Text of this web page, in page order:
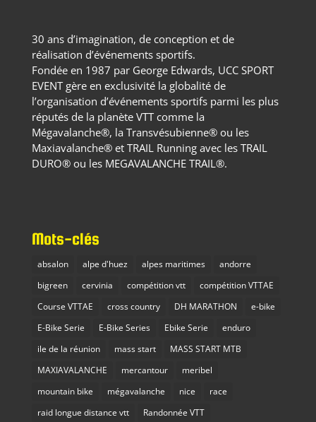
30 ans d’imagination, de conception et de
réalisation d’événements sportifs.
Fondée en 1987 par George Edwards, UCC SPORT
EVENT gère en exclusivité la globalité de
l’organisation d’événements sportifs parmi les plus
réputés de la planète VTT comme la
Mégavalanche®, la Transvésubienne® ou les
Maxiavalanche® et TRAIL Running avec les TRAIL
DURO® ou les MEGAVALANCHE TRAIL®.
Mots-clés
absalon alpe d'huez alpes maritimes
andorre
bigreen
cervinia compétition vtt
compétition VTTAE
Course VTTAE
cross country DH MARATHON
e-bike
E-Bike Serie
E-Bike Series Ebike Serie
enduro
ile de la réunion
mass start
MASS START MTB
MAXIAVALANCHE
mercantour
meribel
mountain bike
mégavalanche nice
race
raid longue distance vtt
Randonnée VTT